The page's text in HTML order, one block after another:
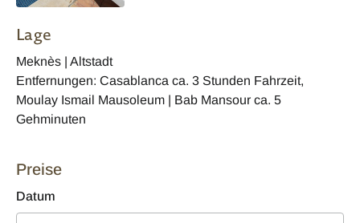
Lage
Meknès | Altstadt
Entfernungen: Casablanca ca. 3 Stunden Fahrzeit,
Moulay Ismail Mausoleum | Bab Mansour ca. 5
Gehminuten
Preise
Datum